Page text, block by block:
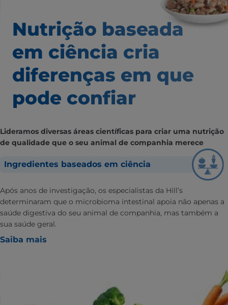
Nutrição baseada
em ciência cria
diferenças em que
pode confiar
Lideramos diversas áreas científicas para criar uma nutrição
de qualidade que o seu animal de companhia merece
Ingredientes baseados em ciência
Após anos de investigação, os especialistas da Hill’s
determinaram que o microbioma intestinal apoia não apenas a
saúde digestiva do seu animal de companhia, mas também a
sua saúde geral.
Saiba mais